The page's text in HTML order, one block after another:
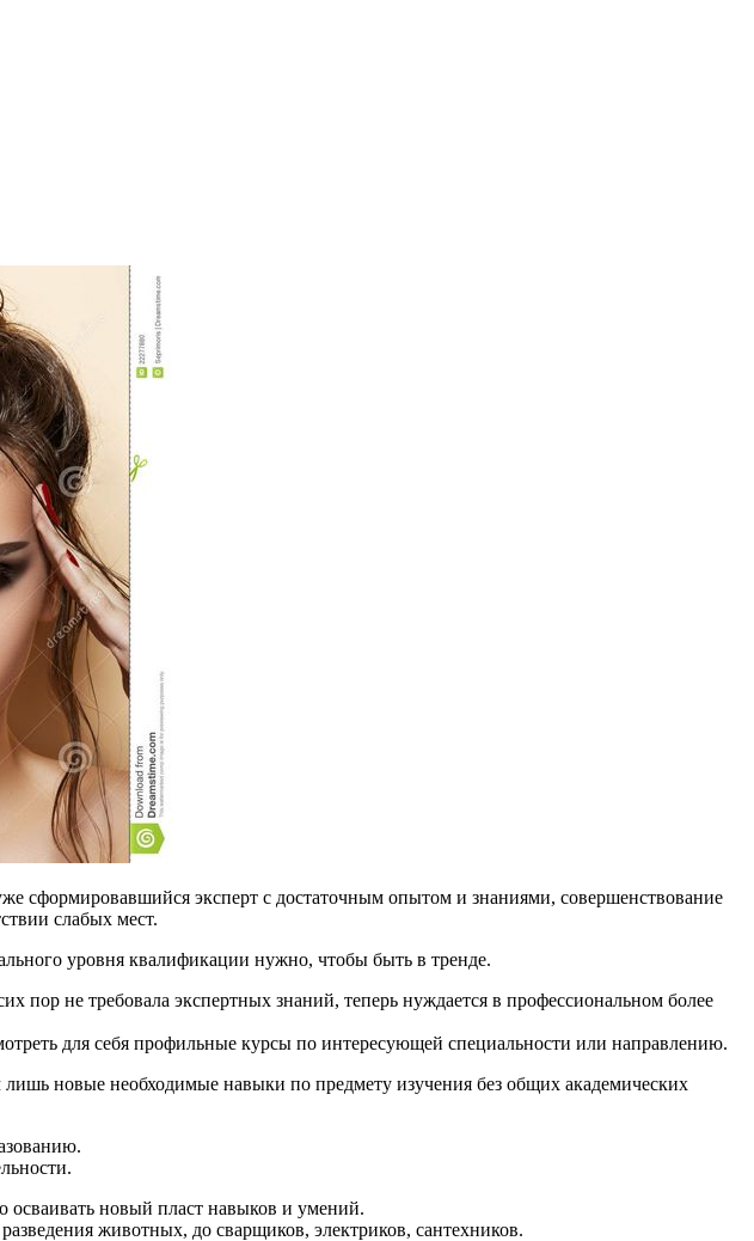
сформировавшийся эксперт с достаточным опытом и знаниями, совершенствование
слабых мест.
уровня квалификации нужно, чтобы быть в тренде.
пор не требовала экспертных знаний, теперь нуждается в профессиональном более
для себя профильные курсы по интересующей специальности или направлению.
новые необходимые навыки по предмету изучения без общих академических
осваивать новый пласт навыков и умений.
животных, до сварщиков, электриков, сантехников.